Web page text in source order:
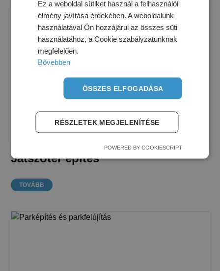
Játszótér építés
TOVÁBB
Ez a weboldal sütiket használ a felhasználói
élmény javítása érdekében. A weboldalunk
használatával Ön hozzájárul az összes süti
használatához, a Cookie szabályzatunknak
megfelelően.
Bővebben
ÖSSZES ELFOGADÁSA
RÉSZLETEK MEGJELENÍTÉSE
POWERED BY COOKIESCRIPT